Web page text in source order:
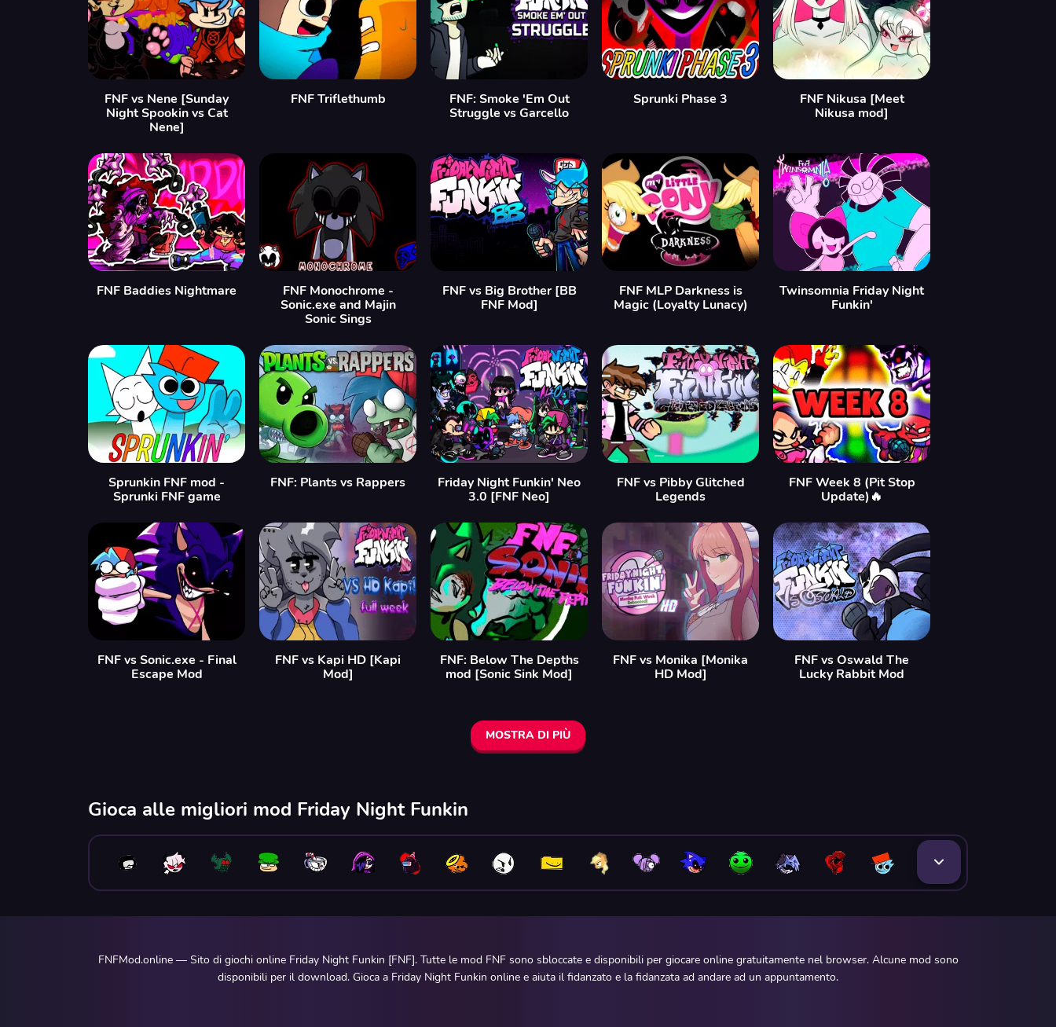
FNF vs Nene [Sunday
Night Spookin vs Cat
Nene]
FNF Triflethumb
FNF: Smoke 'Em Out
Struggle vs Garcello
Sprunki Phase 3
FNF Nikusa [Meet
Nikusa mod]
FNF Baddies Nightmare
FNF Monochrome -
Sonic.exe and Majin
Sonic Sings
FNF vs Big Brother [BB
FNF Mod]
FNF MLP Darkness is
Magic (Loyalty Lunacy)
Twinsomnia Friday Night
Funkin'
Sprunkin FNF mod -
Sprunki FNF game
FNF: Plants vs Rappers
Friday Night Funkin' Neo
3.0 [FNF Neo]
FNF vs Pibby Glitched
Legends
FNF Week 8 (Pit Stop
Update)🔥
FNF vs Sonic.exe - Final
Escape Mod
FNF vs Kapi HD [Kapi
Mod]
FNF: Below The Depths
mod [Sonic Sink Mod]
FNF vs Monika [Monika
HD Mod]
FNF vs Oswald The
Lucky Rabbit Mod
MOSTRA DI PIÙ
Gioca alle migliori mod Friday Night Funkin
FNFMod.online — Sito di giochi online Friday Night Funkin [FNF]. Tutte le mod FNF sono sbloccate e disponibili per giocare online gratuitamente nel browser. Alcune mod sono
disponibili per il download. Gioca a Friday Night Funkin online e aiuta il fidanzato e la fidanzata ad andare ad un appuntamento.